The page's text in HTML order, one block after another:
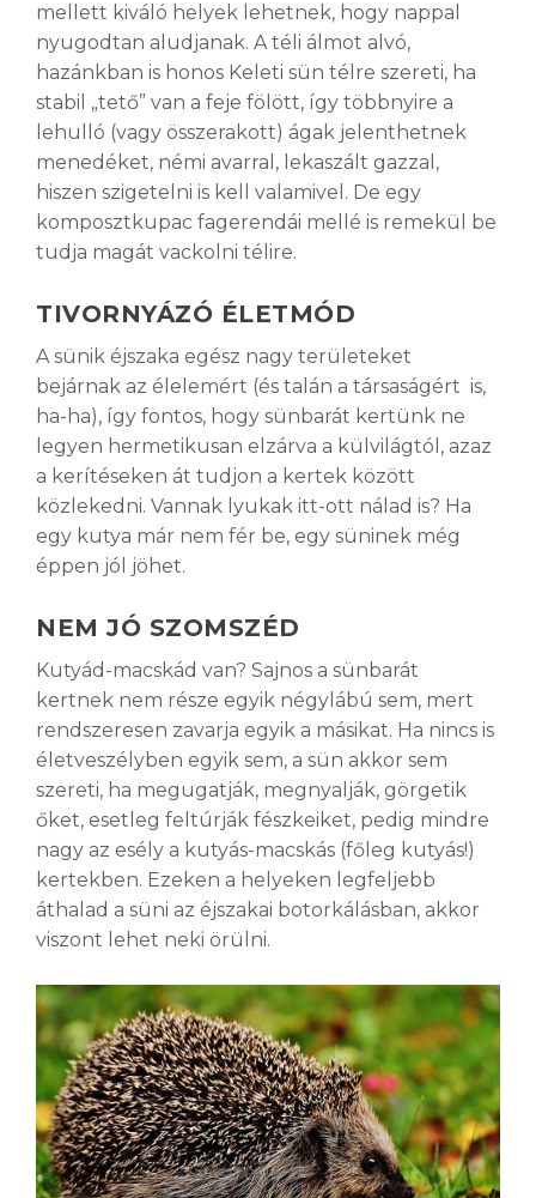
mellett kiváló helyek lehetnek, hogy nappal
nyugodtan aludjanak. A téli álmot alvó,
hazánkban is honos Keleti sün télre szereti, ha
stabil „tető” van a feje fölött, így többnyire a
lehulló (vagy összerakott) ágak jelenthetnek
menedéket, némi avarral, lekaszált gazzal,
hiszen szigetelni is kell valamivel. De egy
komposztkupac fagerendái mellé is remekül be
tudja magát vackolni télire.
TIVORNYÁZÓ ÉLETMÓD
A sünik éjszaka egész nagy területeket
bejárnak az élelemért (és talán a társaságért is,
ha-ha), így fontos, hogy sünbarát kertünk ne
legyen hermetikusan elzárva a külvilágtól, azaz
a kerítéseken át tudjon a kertek között
közlekedni. Vannak lyukak itt-ott nálad is? Ha
egy kutya már nem fér be, egy süninek még
éppen jól jöhet.
NEM JÓ SZOMSZÉD
Kutyád-macskád van? Sajnos a sünbarát
kertnek nem része egyik négylábú sem, mert
rendszeresen zavarja egyik a másikat. Ha nincs is
életveszélyben egyik sem, a sün akkor sem
szereti, ha megugatják, megnyalják, görgetik
őket, esetleg feltúrják fészkeiket, pedig mindre
nagy az esély a kutyás-macskás (főleg kutyás!)
kertekben. Ezeken a helyeken legfeljebb
áthalad a süni az éjszakai botorkálásban, akkor
viszont lehet neki örülni.